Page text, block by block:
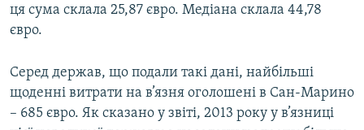
ця сума склала 25,87 євро. Медіана склала 44,78
євро.
Серед держав, що подали такі дані, найбільші
щоденні витрати на в’язня оголошені в Сан-Марино
– 685 євро. Як сказано у звіті, 2013 року у в’язниці